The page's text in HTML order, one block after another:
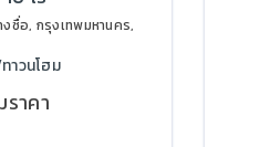
ซื่อ, กรุงเทพมหานคร,
าวนโฮม
าคา